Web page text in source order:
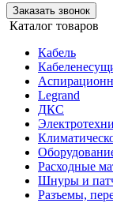
Заказать звонок
Каталог товаров
Кабель
Legrand
ДКС
Расходные
Шнуры и
Разъемы,